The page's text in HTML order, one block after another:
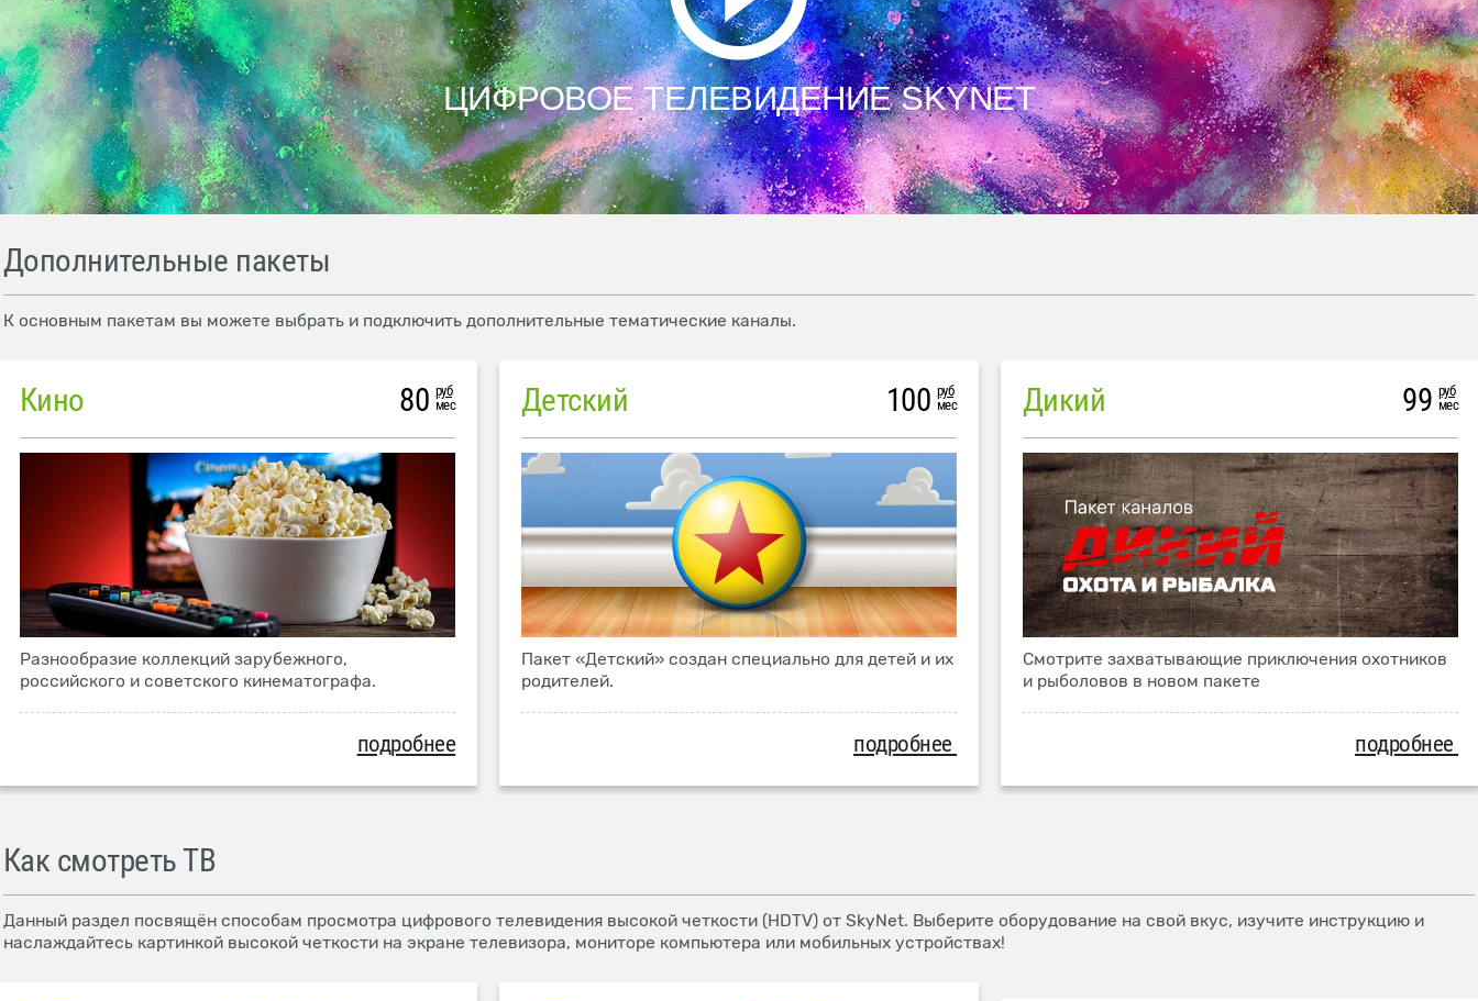
ЦИФРОВОЕ ТЕЛЕВИДЕНИЕ SKYNET
Дополнительные пакеты
К основным пакетам вы можете выбрать и подключить дополнительные тематические каналы.
Кино 80 руб
мес
Разнообразие коллекций зарубежного,
российского и советского кинематографа.
подробнее
Детский 100 руб
мес
Пакет «Детский» создан специально для детей и их
родителей.
подробнее
Дикий 99 руб
мес
Смотрите захватывающие приключения охотников
и рыболовов в новом пакете
подробнее
Как смотреть ТВ
Данный раздел посвящён способам просмотра цифрового телевидения высокой четкости (HDTV) от SkyNet. Выберите оборудование на свой вкус, изучите инструкцию и
наслаждайтесь картинкой высокой четкости на экране телевизора, мониторе компьютера или мобильных устройствах!